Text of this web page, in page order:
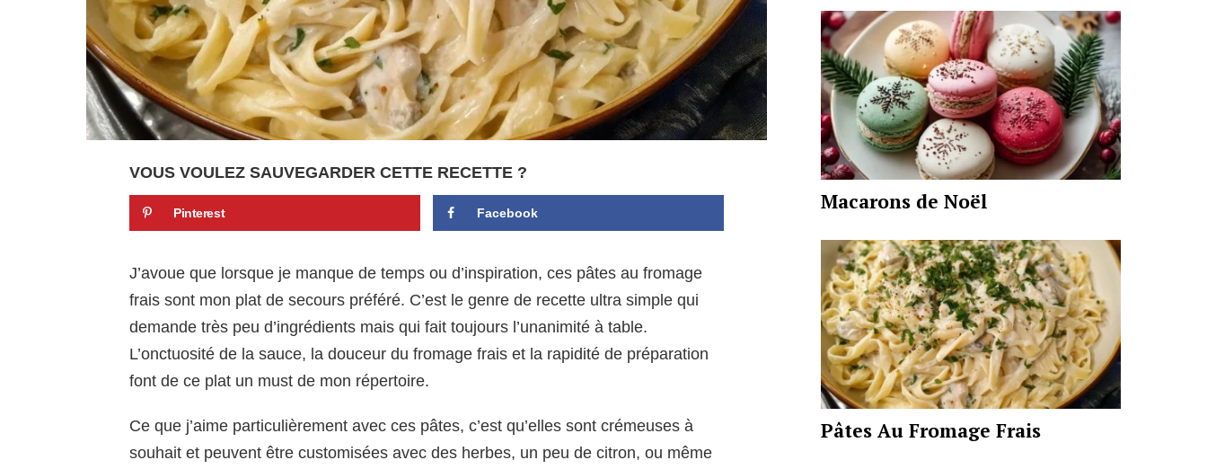
VOUS VOULEZ SAUVEGARDER CETTE RECETTE ?
Pinterest Facebook
J’avoue que lorsque je manque de temps ou d’inspiration, ces pâtes au fromage
frais sont mon plat de secours préféré. C’est le genre de recette ultra simple qui
demande très peu d’ingrédients mais qui fait toujours l’unanimité à table.
L’onctuosité de la sauce, la douceur du fromage frais et la rapidité de préparation
font de ce plat un must de mon répertoire.
Ce que j’aime particulièrement avec ces pâtes, c’est qu’elles sont crémeuses à
souhait et peuvent être customisées avec des herbes, un peu de citron, ou même
Macarons de Noël
Pâtes Au Fromage Frais